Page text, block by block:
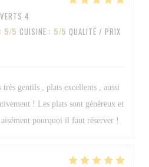
4
: 5/5 CUISINE : 5/5 QUALITÉ / PRIX
très gentils , plats excellents , aussi
! Les plats sont généreux et
pourquoi il faut réserver !